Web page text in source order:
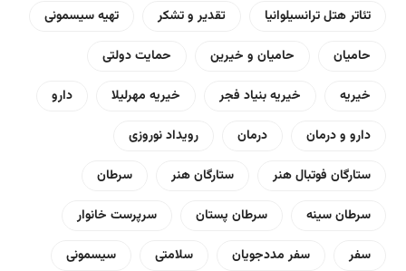
تئاتر هتل ترانسیلوانیا
تقدیر و تشکر
تهیه سیسمونی
حامیان
حامیان و خیرین
حمایت دولتی
خیریه
خیریه بنیاد فجر خیریه مهرلیلا
دارو
دارو و درمان
درمان
رویداد نوروزی
ستارگان فوتبال هنر
ستارگان هنر
سرطان
سرطان سینه
سرطان پستان
سرپرست خانوار
سفر
سفر مددجویان سلامتی
سیسمونی